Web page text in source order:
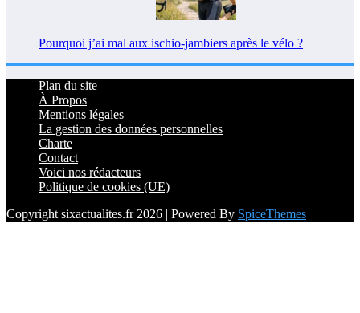
Pourquoi j’ai mal aux ischio-jambiers après le vélo ?
Plan du site
À Propos
Mentions légales
La gestion des données personnelles
Charte
Contact
Voici nos rédacteurs
Politique de cookies (UE)
Copyright sixactualites.fr 2026 | Powered By SpiceThemes